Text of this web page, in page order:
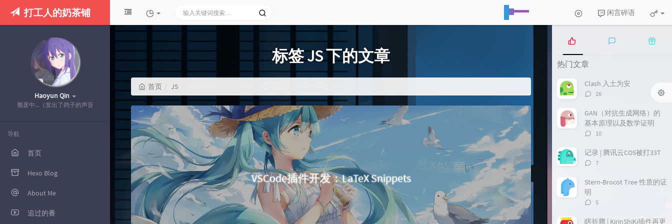
打工人的奶茶铺 闲言碎语
Haoyun Qin
颓废中...（发出了鸽子的声音
导航
首页
Hexo Blog
About Me
追过的番
标签 JS 下的文章
首页 JS
VSCode插件开发：LaTeX Snippets
热
门
章
论
热门文章
Clash 入土为安
评
数：
26
GAN（对抗生成网络）的
基本原理以及数学证明
评
数：
10
记录 | 腾讯云COS被打33T
评
数：
7
Stern-Brocot Tree 性质的证
明
评
数：
5
瞎折腾 | KirinShiKi插件再更